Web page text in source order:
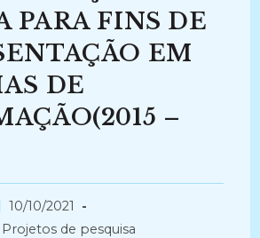
PARA FINS DE
EM
DE
–
10/10/2021
Projetos de pesquisa